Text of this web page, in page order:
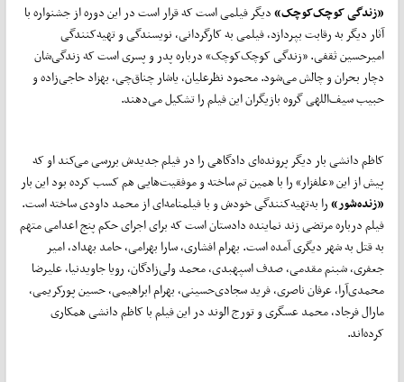
«زندگی کوچک‌کوچک»دیگر فیلمی است که قرار است در این دوره از جشنواره با
آثار دیگر به رقابت بپردازد، فیلمی به کارگردانی، نویسندگی و تهیه‌کنندگی
امیرحسین ثقفی. «زندگی کوچک‌کوچک» درباره پدر و پسری است که زندگی‌شان
دچار بحران و چالش می‌شود. محمود نظرعلیان، یاشار چناق‌چی، بهزاد حاجی‌زاده و
حبیب سیف‌اللهی گروه بازیگران این فیلم را تشکیل می‌دهند.
کاظم دانشی بار دیگر پرونده‌ای دادگاهی را در فیلم جدیدش بررسی می‌کند او که
پیش از این «علفزار» را با همین تم ساخته و موفقیت‌هایی هم کسب کرده بود این بار
«زنده‌شور»را به‌تهیه‌کنندگی خودش و با فیلمنامه‌ای از محمد داودی ساخته است.
فیلم درباره مرتضی زند نماینده دادستان است که برای اجرای حکم پنج اعدامی متهم
به قتل به شهر دیگری آمده است. بهرام افشاری، سارا بهرامی، حامد بهداد، امیر
جعفری، شبنم مقدمی، صدف اسپهبدی، محمد ولی‌زادگان، رویا جاویدنیا، علیرضا
محمدی‌آرا، عرفان ناصری، فرید سجادی‌حسینی، بهرام ابراهیمی، حسین پورکریمی،
مارال فرجاد، محمد عسگری و تورج الوند در این فیلم با کاظم دانشی همکاری
کرده‌اند.